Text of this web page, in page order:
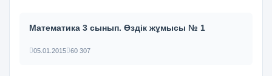
Математика 3 сынып. Өздік жұмысы № 1
05.01.2015 60 307